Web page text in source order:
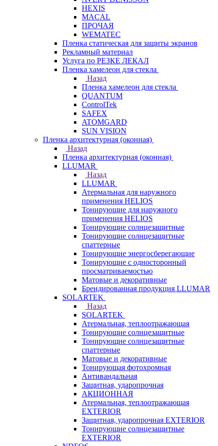
HEXIS
MACAL
ПРОЧАЯ
WEMATEC
Пленка статическая для защиты экранов
Рекламный материал
Услуга по РЕЗКЕ ЛЕКАЛ
Пленка хамелеон для стекла
Назад
Пленка хамелеон для стекла
QUANTUM
ControlTek
SAFEX
ATOMGARD
SUN VISION
Пленка архитектурная (оконная)
Назад
Пленка архитектурная (оконная)
LLUMAR
Назад
LLUMAR
Атермальная для наружного
применения HELIOS
Тонирующие для наружного
применения HELIOS
Тонирующие солнцезащитные
Тонирующие солнцезащитные
спаттерные
Тонирующие энергосберегающие
Тонирующие с односторонный
просматриваемостью
Матовые и декоративные
Брендированная продукция LLUMAR
SOLARTEK
Назад
SOLARTEK
Атермальная, теплоотражающая
Тонирующие солнцезащитные
Тонирующие солнцезащитные
спаттерные
Матовые и декоративные
Тонирующая фотохромная
Антивандальная
Защитная, ударопрочная
АКЦИОННАЯ
Атермальная, теплоотражающая
EXTERIOR
Защитная, ударопрочная EXTERIOR
Тонирующие солнцезащитные
EXTERIOR